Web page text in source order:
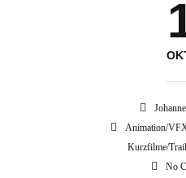
Animation/
Kurzfilme/
No